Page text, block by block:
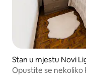
Stan u mjestu Novi
Opustite se nekoliko